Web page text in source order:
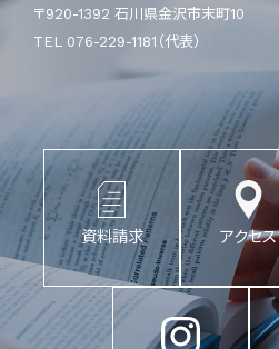
〒920-1392 石川県金沢市末町10
TEL 076-229-1181（代表）
資料請求 アクセス